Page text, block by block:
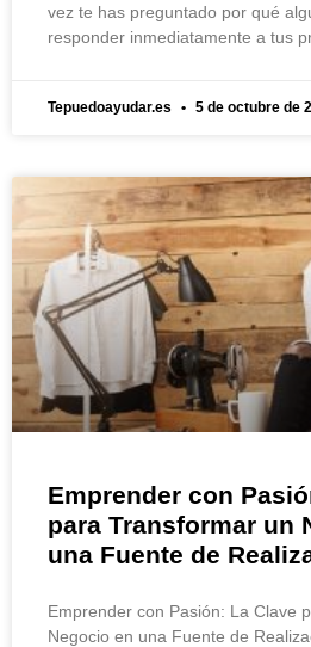
vez te has preguntado por qué
responder inmediatamente a tus
Tepuedoayudar.es 5 de octubre de
Emprender con
para Transformar un
una Fuente de
Emprender con Pasión: La Clave
Negocio en una Fuente de